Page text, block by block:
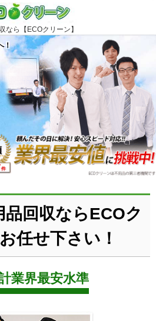
なら【ECOクリーン】
！
品回収ならECOク
任せ下さい！
業界最安水準